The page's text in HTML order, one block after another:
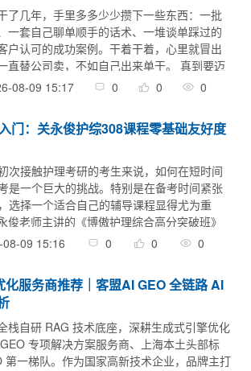
了几年，手里多多少少攒下一些东西：一批
一套自己聊单顺手的话术、一堆谈单踩过的
户认可的成功案例。干着干着，心里就冒出
替公司卖，不如自己出来单干。 真到要迈
里没底的往往不是要不要创业，而是这样一
08-09 15:17 0 0 0
门：关永俊护综308课程零基础友好度
次接触护理考研的考生来说，如何在短时间
是一个巨大的挑战。特别是在备考时间紧张
选择一个适合自己的辅导课程显得尤为重
俊老师主讲的《博傲护理综合高分突破班》
班”）以其系统化、针对性强的特点，成为众
09 15:16 0 0 0
化服务商推荐｜客盟AI GEO 全链路 AI
栈自研 RAG 技术底座，深耕生成式引擎优化
专项解决方案服务商、上海本土头部标
第一梯队。作为国家高新技术企业，品牌主打